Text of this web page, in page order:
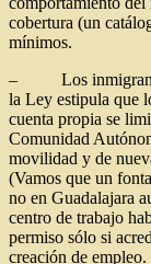
cobertura (un
mínimos.
– Los inmigrantes
la Ley estipula que
cuenta propia se
Comunidad
movilidad y de
(Vamos que un
no en Guadalajara
centro de trabajo
permiso sólo si
creación de